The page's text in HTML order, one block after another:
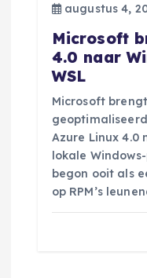
augustus 4,
Microsoft
4.0 naar
WSL
Microsoft
Azure Linux 4.0
lokale Windows-
begon ooit als
op RPM’s